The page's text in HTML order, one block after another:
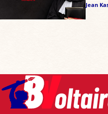
Jean